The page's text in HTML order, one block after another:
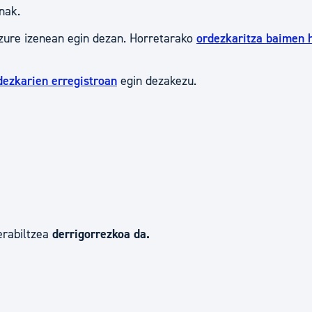
Iragarki ofizialen taula
izenean egin dezan. Horretarako ordezkaritza baimen
erregistroan egin dezakezu.
derrigorrezkoa da.